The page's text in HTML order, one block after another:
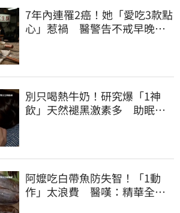
7年內連罹2癌！她「愛吃3款點
心」惹禍 醫警告不戒早晚有
別只喝熱牛奶！研究爆「1神
飲」天然褪黑激素多 助眠又
阿嬤吃白帶魚防失智！「1動
作」太浪費 醫嘆：精華全沒